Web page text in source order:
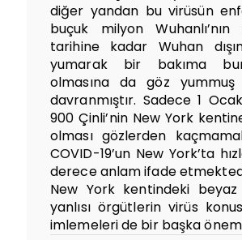
diğer yandan bu virüsün
buçuk milyon
tarihine kadar Wuhan
yumarak bir bakıma
olmasına da göz
davranmıştır. Sadece 1
900 Çinli’nin New York
olması gözlerden
COVID-19’un New York’ta
derece anlam ifade
New York kentindeki beyaz
yanlısı örgütlerin virüs
imlemeleri de bir başka